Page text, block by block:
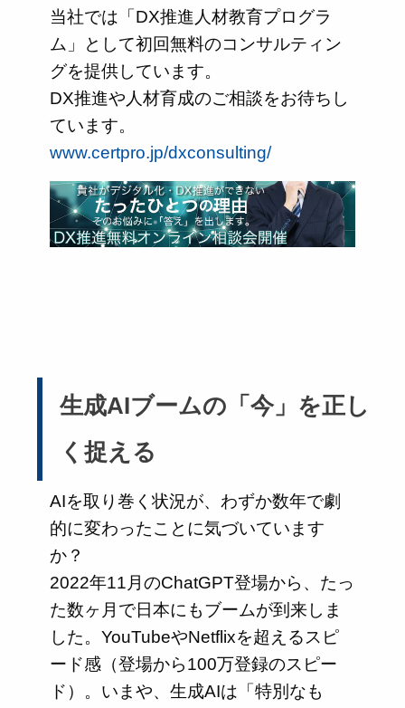
当社では「DX推進人材教育プログラ
ム」として初回無料のコンサルティン
グを提供しています。
DX推進や人材育成のご相談をお待ちし
ています。
www.certpro.jp/dxconsulting/
生成AIブームの「今」を正し
く捉える
AIを取り巻く状況が、わずか数年で劇
的に変わったことに気づいています
か？
2022年11月のChatGPT登場から、たっ
た数ヶ月で日本にもブームが到来しま
した。YouTubeやNetflixを超えるスピ
ード感（登場から100万登録のスピー
ド）。いまや、生成AIは「特別なも